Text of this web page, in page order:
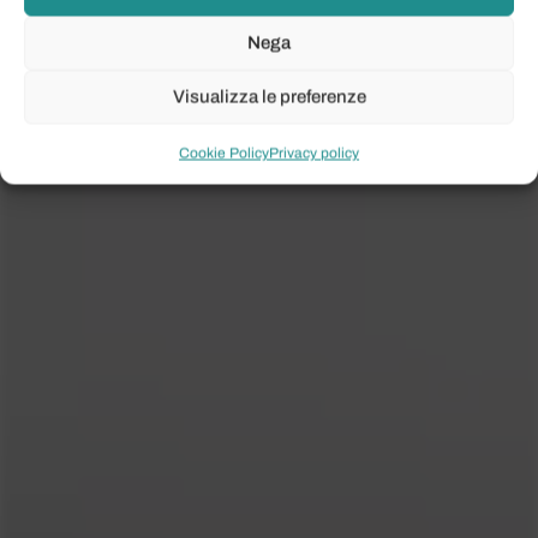
Nega
Visualizza le preferenze
Cookie PolicyPrivacy policy